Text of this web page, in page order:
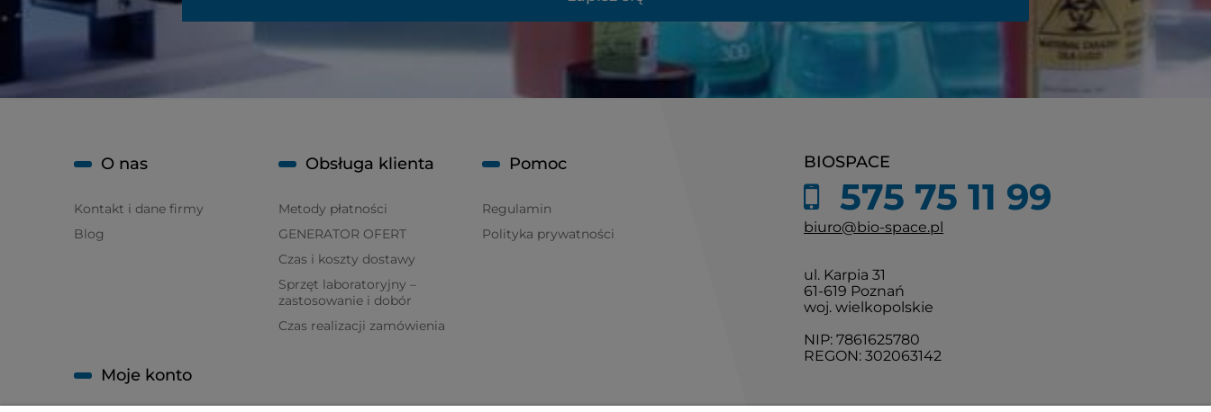
BIOSPACE
575 75 11 99
biuro@bio-space.pl
ul. Karpia 31
61-619 Poznań
woj. wielkopolskie
NIP: 7861625780
REGON: 302063142
O nas
Kontakt i dane firmy
Blog
Obsługa klienta
Metody płatności
GENERATOR OFERT
Czas i koszty dostawy
Sprzęt laboratoryjny –
zastosowanie i dobór
Czas realizacji zamówienia
Pomoc
Regulamin
Polityka prywatności
Moje konto